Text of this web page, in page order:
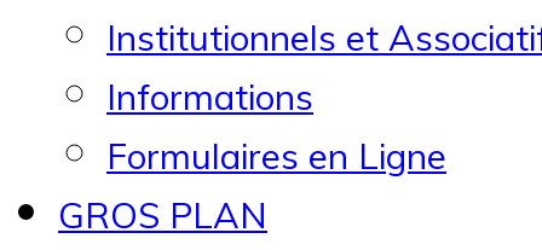
Institutionnels et
Informations
Formulaires en Ligne
GROS PLAN